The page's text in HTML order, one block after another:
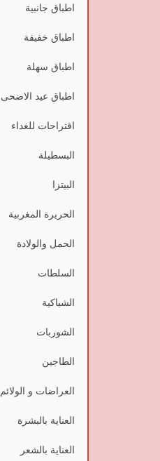
اطباق جانبية
اطباق خفيفة
اطباق سهلة
اطباق عيد الاضحى
اقتراحات للغداء
البسطيلة
البيتزا
الحريرة المغربية
الحمل والولادة
السلطات
الشباكية
الشوربات
الطاجين
العراضات و الولائم
العناية بالبشرة
العناية بالشعر